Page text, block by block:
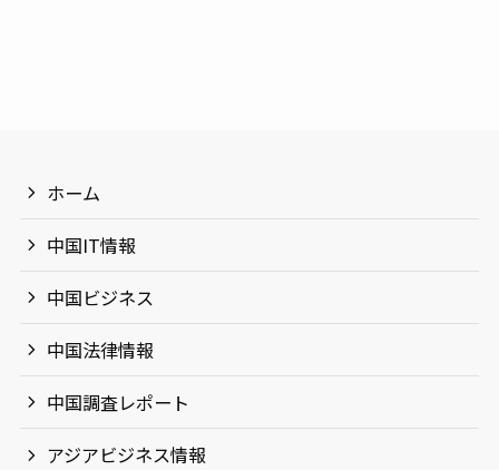
ホーム
中国IT情報
中国ビジネス
中国法律情報
中国調査レポート
アジアビジネス情報